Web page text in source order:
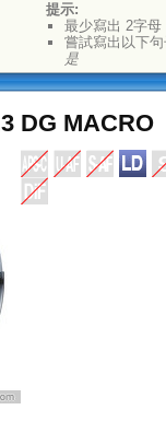
提示:
最少寫出 2字母
嘗試寫出以下
是
DG MACRO